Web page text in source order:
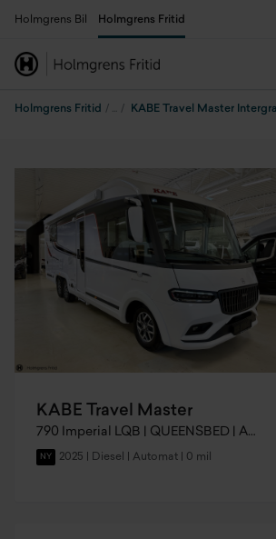
Holmgrens Bil Holmgrens Fritid
Holmgrens Fritid KABE Travel Master
KABE Travel Master
790 Imperial LQB | QUEENSBED | AC x2 |
NY 2025 | Diesel | Automat | 0 mil